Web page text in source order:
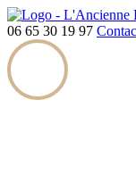
06 65 30 19 97